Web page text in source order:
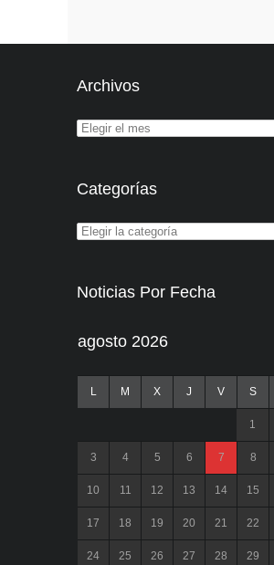
Archivos
Categorías
Noticias Por Fecha
agosto 2026
L M X J V S
1
3 4 5 6 7 8
10 11 12 13 14 15
17 18 19 20 21 22
24 25 26 27 28 29